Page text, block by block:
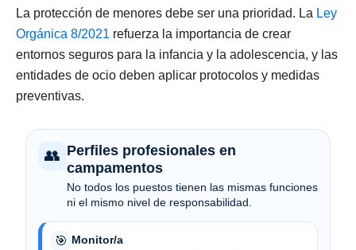
La protección de menores debe ser una prioridad. La Ley
Orgánica 8/2021 refuerza la importancia de crear
entornos seguros para la infancia y la adolescencia, y las
entidades de ocio deben aplicar protocolos y medidas
preventivas.
👥 Perfiles profesionales en
campamentos
No todos los puestos tienen las mismas funciones
ni el mismo nivel de responsabilidad.
🎯 Monitor/a